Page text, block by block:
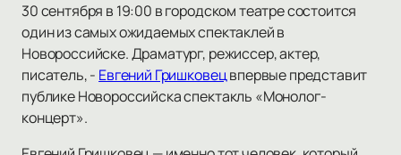
30 сентября в 19:00 в городском театре состоится
один из самых ожидаемых спектаклей в
Новороссийске. Драматург, режиссер, актер,
писатель, - Евгений Гришковецвпервые представит
публике Новороссийска спектакль «Монолог-
концерт».